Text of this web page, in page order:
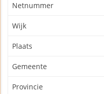
Netnummer
Wijk
Plaats
Gemeente
Provincie